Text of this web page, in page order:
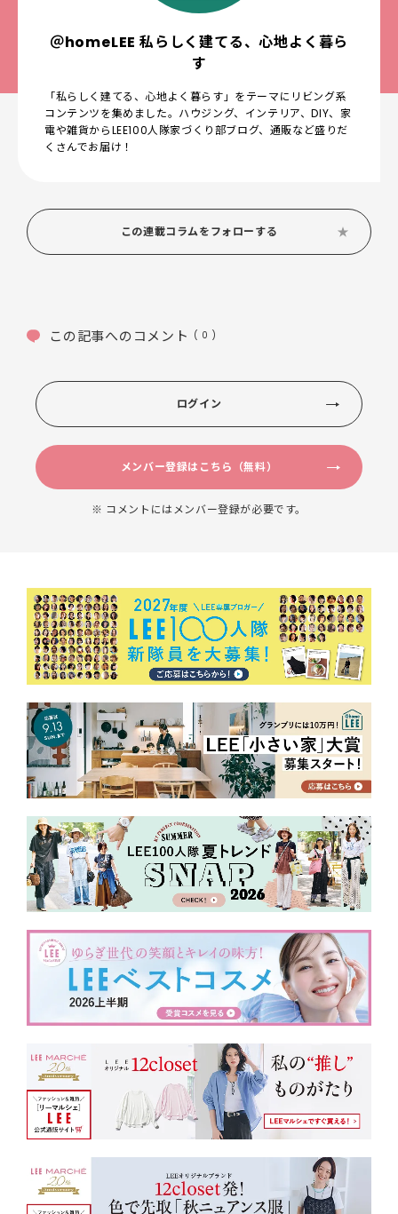
＠homeLEE 私らしく建てる、心地よく暮ら
す
「私らしく建てる、心地よく暮らす」をテーマにリビング系
コンテンツを集めました。ハウジング、インテリア、DIY、家
電や雑貨からLEE100人隊家づくり部ブログ、通販など盛りだ
くさんでお届け！
この連載コラムをフォローする
この記事へのコメント ( 0 )
ログイン
メンバー登録はこちら（無料）
※ コメントにはメンバー登録が必要です。